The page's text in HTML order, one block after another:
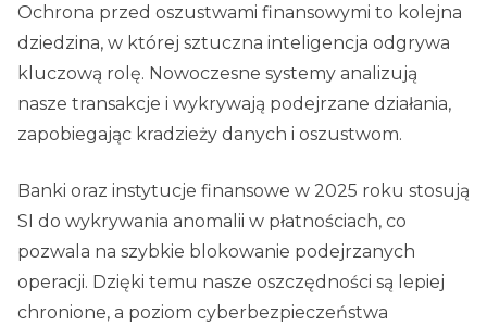
Ochrona przed oszustwami finansowymi to kolejna
dziedzina, w której sztuczna inteligencja odgrywa
kluczową rolę. Nowoczesne systemy analizują
nasze transakcje i wykrywają podejrzane działania,
zapobiegając kradzieży danych i oszustwom.
Banki oraz instytucje finansowe w 2025 roku stosują
SI do wykrywania anomalii w płatnościach, co
pozwala na szybkie blokowanie podejrzanych
operacji. Dzięki temu nasze oszczędności są lepiej
chronione, a poziom cyberbezpieczeństwa